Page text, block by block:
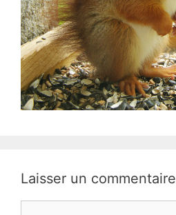
Laisser un commentaire